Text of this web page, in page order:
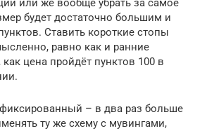
или же вообще убрать за самое
будет достаточно большим и
Ставить короткие стопы
равно как и ранние
цена пройдёт пунктов 100 в
– в два раз больше
ту же схему с мувингами,